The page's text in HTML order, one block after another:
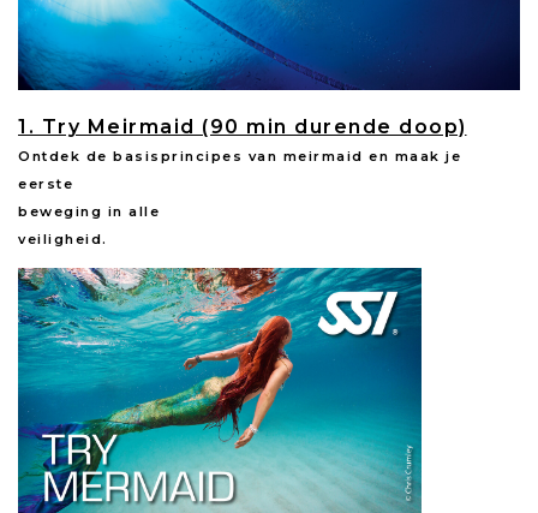
1. Try Meirmaid (90 min durende doop)
Ontdek de basisprincipes van meirmaid en maak je
eerste
beweging in alle
veiligheid.